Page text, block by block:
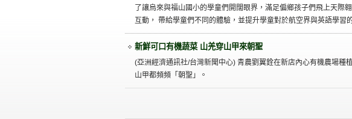
了讓烏來與福山國小的學童們開闊眼界，滿足偏鄉孩子們飛上天際
互動， 帶給學童們不同的體驗，並提升學童對於航空界與英語學習
新鮮可口有機蔬菜 山羌穿山甲來朝聖
(亞洲經濟通訊社/台灣新聞中心) 青農劉翼銓在新店內心有機農場種
山甲都頻頻「朝聖」。